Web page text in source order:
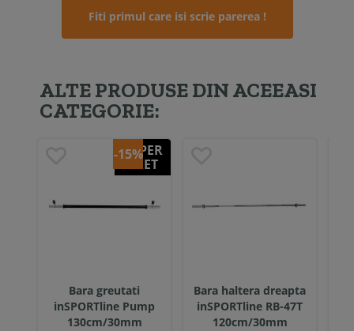
Fiti primul care isi scrie parerea !
ALTE PRODUSE DIN ACEEASI
CATEGORIE:
SUPER
PRET
-15%
Bara greutati
inSPORTline Pump
130cm/30mm
Bara haltera dreapta
inSPORTline RB-47T
120cm/30mm